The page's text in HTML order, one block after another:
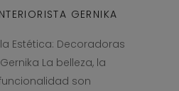
GERNIKA
Estética: Decoradoras
La belleza, la
son